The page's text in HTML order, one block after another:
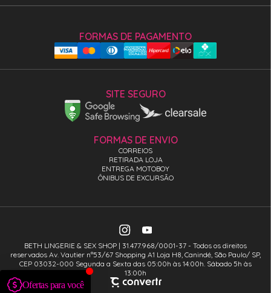
SITE SEGURO
FORMAS DE PAGAMENTO
FORMAS DE ENVIO
CORREIOS
RETIRADA LOJA
ENTREGA MOTOBOY
ÔNIBUS DE EXCURSÃO
BETH LINGERIE & SEX SHOP | 31.477.968/0001-37 - Todos os direitos
reservados Av. Vautier n°53/67 Shopping A1 Loja H8, Canindé, São Paulo/ SP,
CEP 03032-000 Segunda a Sexta das 05:00h às 14:00h. Sábado 5h às
13:00h